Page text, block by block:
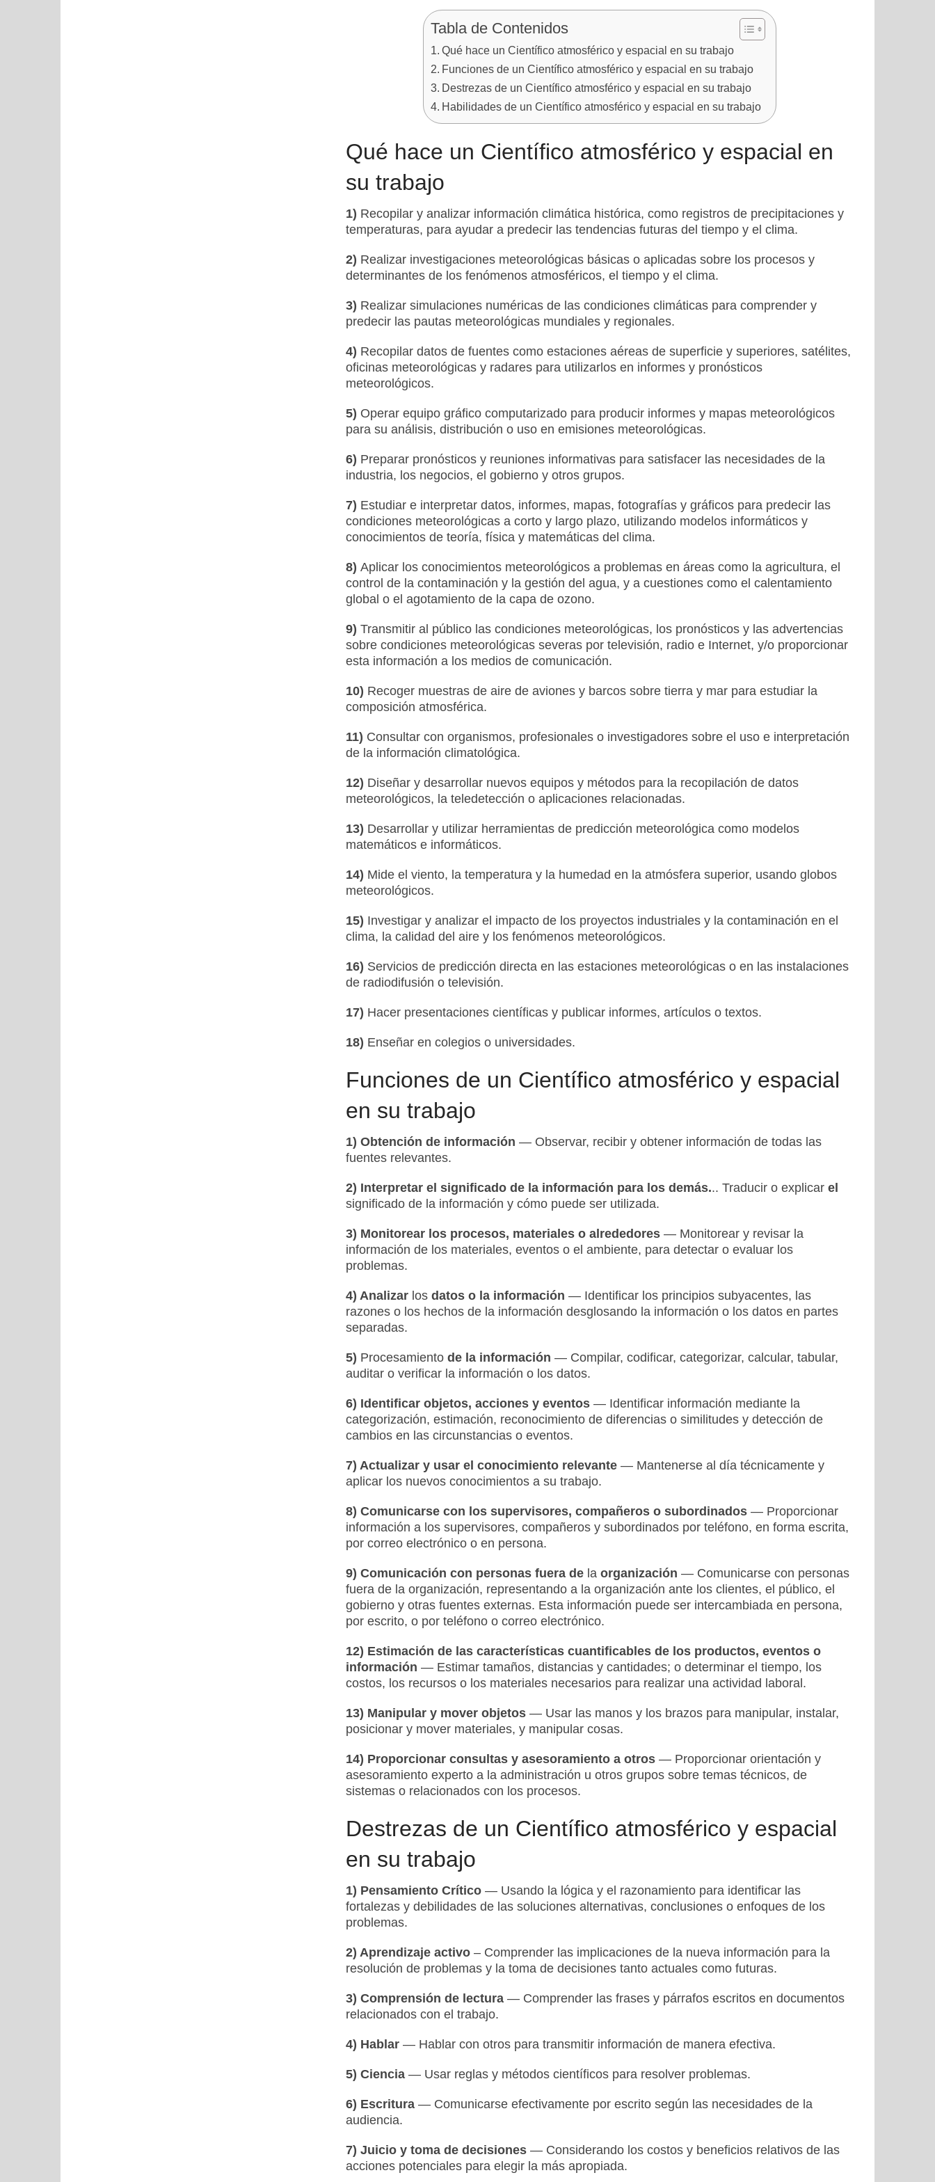
Tabla de Contenidos
Qué hace un Científico atmosférico y espacial en su trabajo
Funciones de un Científico atmosférico y espacial en su trabajo
Destrezas de un Científico atmosférico y espacial en su trabajo
Habilidades de un Científico atmosférico y espacial en su trabajo
Qué hace un Científico atmosférico y espacial en
su trabajo
1) Recopilar y analizar información climática histórica, como registros de precipitaciones y
temperaturas, para ayudar a predecir las tendencias futuras del tiempo y el clima.
2) Realizar investigaciones meteorológicas básicas o aplicadas sobre los procesos y
determinantes de los fenómenos atmosféricos, el tiempo y el clima.
3) Realizar simulaciones numéricas de las condiciones climáticas para comprender y
predecir las pautas meteorológicas mundiales y regionales.
4) Recopilar datos de fuentes como estaciones aéreas de superficie y superiores, satélites,
oficinas meteorológicas y radares para utilizarlos en informes y pronósticos
meteorológicos.
5) Operar equipo gráfico computarizado para producir informes y mapas meteorológicos
para su análisis, distribución o uso en emisiones meteorológicas.
6) Preparar pronósticos y reuniones informativas para satisfacer las necesidades de la
industria, los negocios, el gobierno y otros grupos.
7) Estudiar e interpretar datos, informes, mapas, fotografías y gráficos para predecir las
condiciones meteorológicas a corto y largo plazo, utilizando modelos informáticos y
conocimientos de teoría, física y matemáticas del clima.
8)Aplicar los conocimientos meteorológicos a problemas en áreas como la agricultura, el
control de la contaminación y la gestión del agua, y a cuestiones como el calentamiento
global o el agotamiento de la capa de ozono.
9)Transmitir al público las condiciones meteorológicas, los pronósticos y las advertencias
sobre condiciones meteorológicas severas por televisión, radio e Internet, y/o proporcionar
esta información a los medios de comunicación.
10) Recoger muestras de aire de aviones y barcos sobre tierra y mar para estudiar la
composición atmosférica.
11) Consultar con organismos, profesionales o investigadores sobre el uso e interpretación
de la información climatológica.
12) Diseñar y desarrollar nuevos equipos y métodos para la recopilación de datos
meteorológicos, la teledetección o aplicaciones relacionadas.
13) Desarrollar y utilizar herramientas de predicción meteorológica como modelos
matemáticos e informáticos.
14) Mide el viento, la temperatura y la humedad en la atmósfera superior, usando globos
meteorológicos.
15) Investigar y analizar el impacto de los proyectos industriales y la contaminación en el
clima, la calidad del aire y los fenómenos meteorológicos.
16) Servicios de predicción directa en las estaciones meteorológicas o en las instalaciones
de radiodifusión o televisión.
17) Hacer presentaciones científicas y publicar informes, artículos o textos.
18) Enseñar en colegios o universidades.
Funciones de un Científico atmosférico y espacial
en su trabajo
1) Obtención de información — Observar, recibir y obtener información de todas las
fuentes relevantes.
2) Interpretar el significado de la información para los demás... Traducir o explicar el
significado de la información y cómo puede ser utilizada.
3) Monitorear los procesos, materiales o alrededores — Monitorear y revisar la
información de los materiales, eventos o el ambiente, para detectar o evaluar los
problemas.
4) Analizar los datos o la información — Identificar los principios subyacentes, las
razones o los hechos de la información desglosando la información o los datos en partes
separadas.
5) Procesamiento de la información — Compilar, codificar, categorizar, calcular, tabular,
auditar o verificar la información o los datos.
6) Identificar objetos, acciones y eventos — Identificar información mediante la
categorización, estimación, reconocimiento de diferencias o similitudes y detección de
cambios en las circunstancias o eventos.
7) Actualizar y usar el conocimiento relevante — Mantenerse al día técnicamente y
aplicar los nuevos conocimientos a su trabajo.
8) Comunicarse con los supervisores, compañeros o subordinados — Proporcionar
información a los supervisores, compañeros y subordinados por teléfono, en forma escrita,
por correo electrónico o en persona.
9) Comunicación con personas fuera de la organización — Comunicarse con personas
fuera de la organización, representando a la organización ante los clientes, el público, el
gobierno y otras fuentes externas. Esta información puede ser intercambiada en persona,
por escrito, o por teléfono o correo electrónico.
12) Estimación de las características cuantificables de los productos, eventos o
información — Estimar tamaños, distancias y cantidades; o determinar el tiempo, los
costos, los recursos o los materiales necesarios para realizar una actividad laboral.
13) Manipular y mover objetos — Usar las manos y los brazos para manipular, instalar,
posicionar y mover materiales, y manipular cosas.
14) Proporcionar consultas y asesoramiento a otros — Proporcionar orientación y
asesoramiento experto a la administración u otros grupos sobre temas técnicos, de
sistemas o relacionados con los procesos.
Destrezas de un Científico atmosférico y espacial
en su trabajo
1) Pensamiento Crítico — Usando la lógica y el razonamiento para identificar las
fortalezas y debilidades de las soluciones alternativas, conclusiones o enfoques de los
problemas.
2) Aprendizaje activo – Comprender las implicaciones de la nueva información para la
resolución de problemas y la toma de decisiones tanto actuales como futuras.
3) Comprensión de lectura — Comprender las frases y párrafos escritos en documentos
relacionados con el trabajo.
4) Hablar — Hablar con otros para transmitir información de manera efectiva.
5) Ciencia — Usar reglas y métodos científicos para resolver problemas.
6) Escritura — Comunicarse efectivamente por escrito según las necesidades de la
audiencia.
7) Juicio y toma de decisiones — Considerando los costos y beneficios relativos de las
acciones potenciales para elegir la más apropiada.